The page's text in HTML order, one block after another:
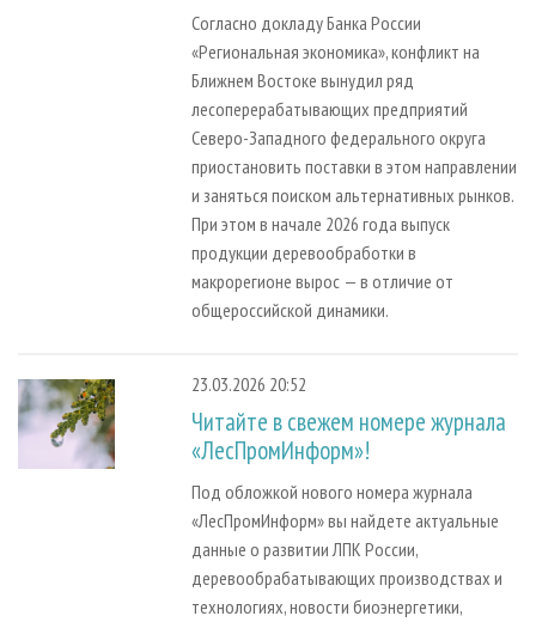
Согласно докладу Банка России
«Региональная экономика», конфликт на
Ближнем Востоке вынудил ряд
лесоперерабатывающих предприятий
Северо-Западного федерального округа
приостановить поставки в этом направлении
и заняться поиском альтернативных рынков.
При этом в начале 2026 года выпуск
продукции деревообработки в
макрорегионе вырос — в отличие от
общероссийской динамики.
23.03.2026 20:52
Читайте в свежем номере журнала
«ЛесПромИнформ»!
Под обложкой нового номера журнала
«ЛесПромИнформ» вы найдете актуальные
данные о развитии ЛПК России,
деревообрабатывающих производствах и
технологиях, новости биоэнергетики,